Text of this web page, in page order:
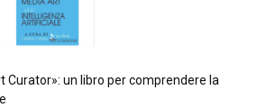
Curator»: un libro per comprendere la